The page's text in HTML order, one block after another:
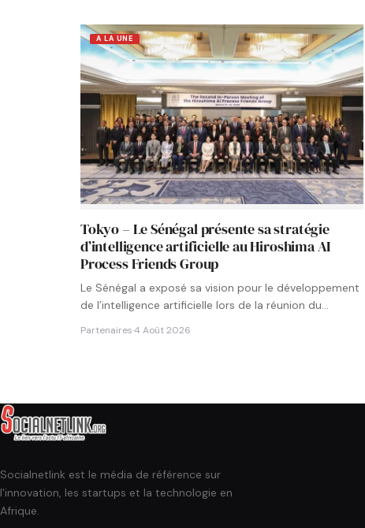
A LA UNE
Tokyo – Le Sénégal présente sa stratégie
d’intelligence artificielle au Hiroshima AI
Process Friends Group
Le Sénégal a exposé sa vision pour le développement
de l’intelligence artificielle lors de la réunion du
Partenaires·4 Août 2026
Socialnetlink est le média de référence sur
l'innovation, les startups et la technologie en
Afrique.